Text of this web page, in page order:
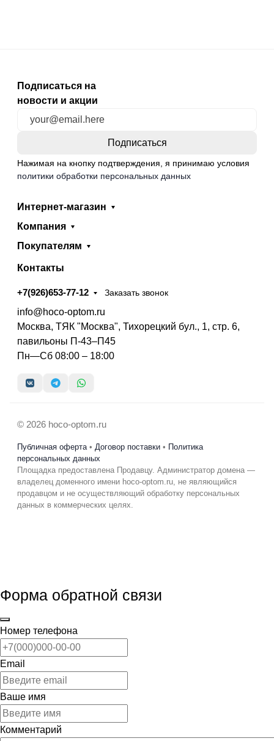
Подписаться на
новости и акции
Нажимая на кнопку подтверждения, я принимаю условия
политики обработки персональных данных
Интернет-магазин
Компания
Покупателям
Контакты
+7(926)653-77-12 Заказать звонок
info@hoco-optom.ru
Москва, ТЯК "Москва", Тихорецкий бул., 1, стр. 6,
павильоны П-43–П45
Пн—Сб 08:00 – 18:00
© 2026 hoco-optom.ru
Публичная оферта• Договор поставки • Политика
персональных данных
Площадка предоставлена Продавцу. Администратор домена —
владелец доменного имени hoco-optom.ru, не являющийся
продавцом и не осуществляющий обработку персональных
данных в коммерческих целях.
Форма обратной связи
Номер телефона
Email
Ваше имя
Комментарий